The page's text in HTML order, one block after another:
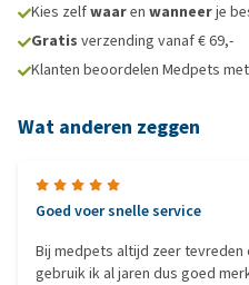
Kies zelfwaaren wanneerje
Gratis verzending vanaf € 69,-
Klanten beoordelen Medpets
Wat anderen zeggen
Goed voer snelle service
Bij medpets altijd zeer
gebruik ik al jaren dus goed